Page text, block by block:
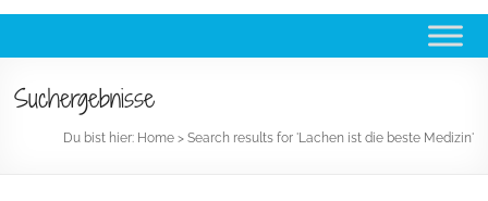
Suchergebnisse
Du bist hier: Home> Search results for 'Lachen ist die beste Medizin'